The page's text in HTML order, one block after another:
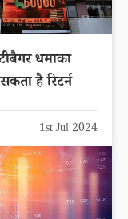
धमाका
है रिटर्न
1st Jul 2024